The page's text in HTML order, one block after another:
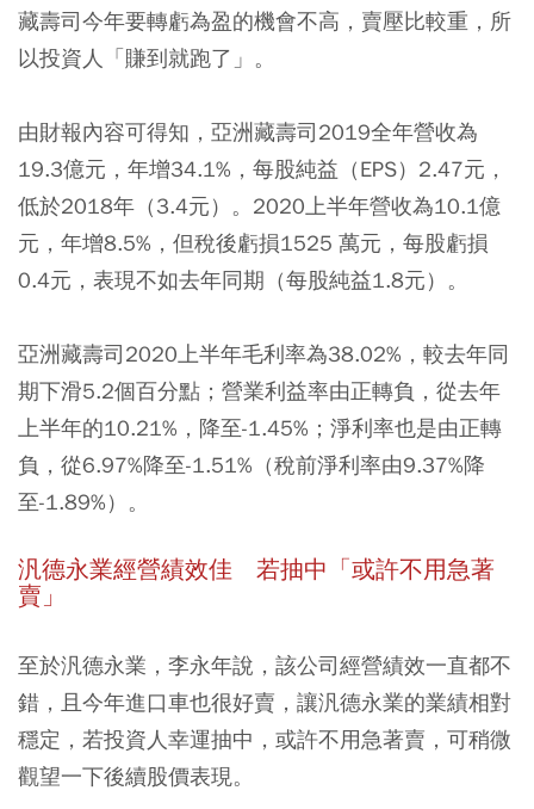
藏壽司今年要轉虧為盈的機會不高，賣壓比較重，所
以投資人「賺到就跑了」。
由財報內容可得知，亞洲藏壽司2019全年營收為
19.3億元，年增34.1%，每股純益（EPS）2.47元，
低於2018年（3.4元）。2020上半年營收為10.1億
元，年增8.5%，但稅後虧損1525 萬元，每股虧損
0.4元，表現不如去年同期（每股純益1.8元）。
亞洲藏壽司2020上半年毛利率為38.02%，較去年同
期下滑5.2個百分點；營業利益率由正轉負，從去年
上半年的10.21%，降至-1.45%；淨利率也是由正轉
負，從6.97%降至-1.51%（稅前淨利率由9.37%降
至-1.89%）。
汎德永業經營績效佳 若抽中「或許不用急著
賣」
至於汎德永業，李永年說，該公司經營績效一直都不
錯，且今年進口車也很好賣，讓汎德永業的業績相對
穩定，若投資人幸運抽中，或許不用急著賣，可稍微
觀望一下後續股價表現。